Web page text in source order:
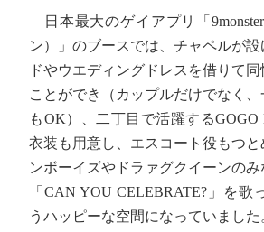
日本最大のゲイアプリ「
ン）」のブースでは、チャペルが
ドやウエディングドレスを借りて
ことができ（カップルだけでなく
もOK）、二丁目で活躍する
衣装も用意し、エスコート役もつ
ンボーイズやドラァグクイーンの
「CAN YOU CELEBRATE?」を
うハッピーな空間になっていまし